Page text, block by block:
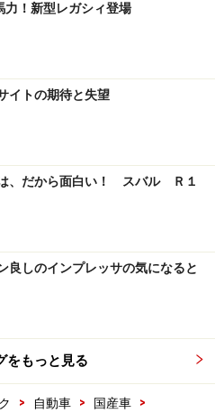
力！新型レガシィ登場
イトの期待と失望
、だから面白い！ スバル Ｒ１
良しのインプレッサの気になると
をもっと見る
> 自動車 > 国産車 >